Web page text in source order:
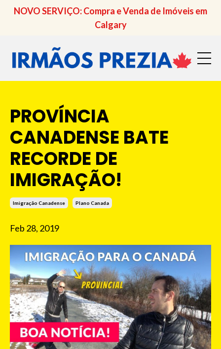
NOVO SERVIÇO: Compra e Venda de Imóveis em
Calgary
PROVÍNCIA
CANADENSE BATE
RECORDE DE
IMIGRAÇÃO!
Imigração Canadense Plano Canada
Feb 28, 2019